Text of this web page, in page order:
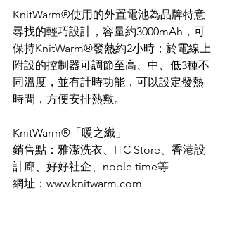
KnitWarm®使用的外置電池為品牌特意
尋找的輕巧設計，容量約3000mAh，可
保持KnitWarm®發熱約2小時；於電線上
附設的控制器可調節至高、中、低3種不
同溫度，並有計時功能，可以設定發熱
時間，方便安排熱敷。
KnitWarm®「暖之織」
銷售點：雅潔洗衣、ITC Store、香港設
計廊、好好社企、noble time等
網址：www.knitwarm.com